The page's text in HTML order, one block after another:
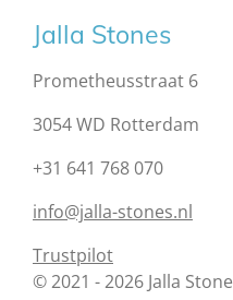
Jalla Stones
Prometheusstraat 6
3054 WD Rotterdam
+31 641 768 070
info@jalla-stones.nl
Trustpilot
© 2021 - 2026 Jalla